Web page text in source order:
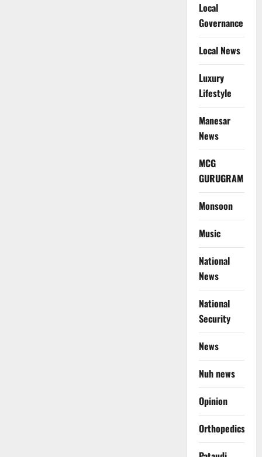
Local
Governance
Local News
Luxury
Lifestyle
Manesar
News
MCG
GURUGRAM
Monsoon
Music
National
News
National
Security
News
Nuh news
Opinion
Orthopedics